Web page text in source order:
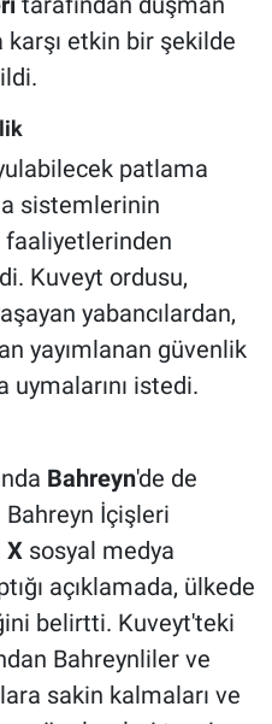
karşı etkin bir şekilde
patlama
sistemlerinin
Kuveyt ordusu,
yabancılardan,
yayımlanan güvenlik
istedi.
Bahreyn'de de
Bahreyn İçişleri
X sosyal medya
açıklamada, ülkede
belirtti. Kuveyt'teki
Bahreynliler ve
sakin kalmaları ve